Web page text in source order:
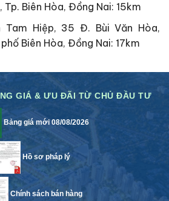
Tp. Biên Hòa, Đồng Nai: 15km
Tam Hiệp, 35 Đ. Bùi Văn Hòa,
Biên Hòa, Đồng Nai: 17km
GIÁ & ƯU ĐÃI TỪ CHỦ ĐẦU TƯ
Bảng giá mới 08/08/2026
Hồ sơ pháp lý
Chính sách bán hàng